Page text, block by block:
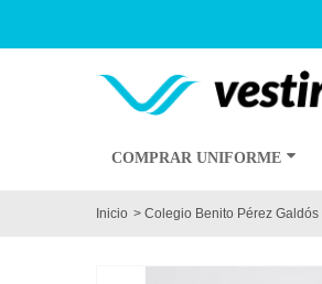
COMPRAR UNIFORME
Inicio > Colegio Benito Pérez Galdós